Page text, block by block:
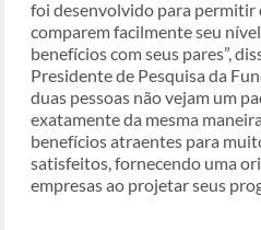
foi desenvolvido para permitir
comparem facilmente seu
benefícios com seus pares”,
Presidente de Pesquisa da
duas pessoas não vejam um
exatamente da mesma
benefícios atraentes para
satisfeitos, fornecendo uma
empresas ao projetar seus